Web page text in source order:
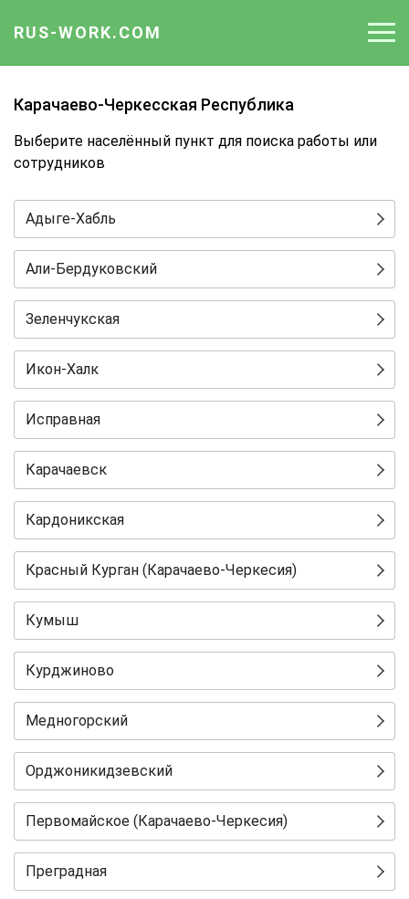
RUS-WORK.COM
Контакты
Карачаево-Черкесская Республика
Выберите населённый пункт для поиска работы или
сотрудников
Адыге-Хабль
Али-Бердуковский
Зеленчукская
Икон-Халк
Исправная
Карачаевск
Кардоникская
Красный Курган (Карачаево-Черкесия)
Кумыш
Курджиново
Медногорский
Орджоникидзевский
Первомайское (Карачаево-Черкесия)
Преградная